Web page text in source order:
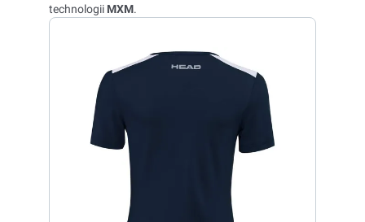
technologii MXM.